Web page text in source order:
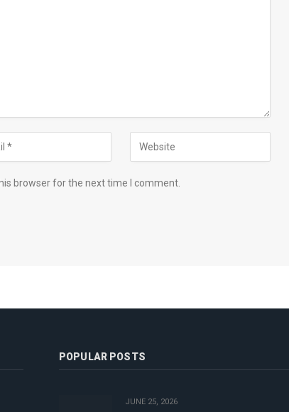
browser for the next time I comment.
POPULAR POSTS
JUNE 25, 2026